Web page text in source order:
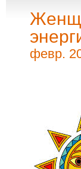
февр.